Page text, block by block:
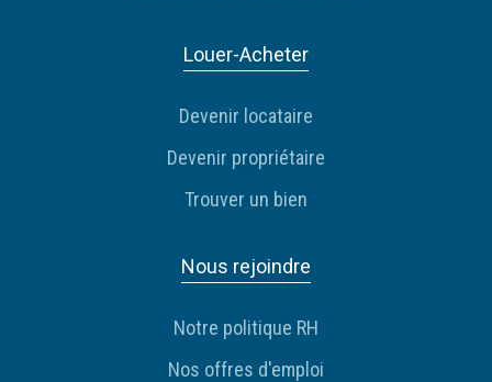
Louer-Acheter
Devenir locataire
Devenir propriétaire
Trouver un bien
Nous rejoindre
Notre politique RH
Nos offres d'emploi